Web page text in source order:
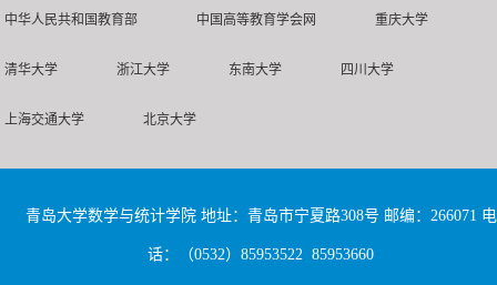
中华人民共和国教育部 中国高等教育学会网 重庆大学
清华大学 浙江大学 东南大学 四川大学
上海交通大学 北京大学
青岛大学数学与统计学院 地址：青岛市宁夏路308号 邮编：266071 电
话：（0532）85953522 85953660